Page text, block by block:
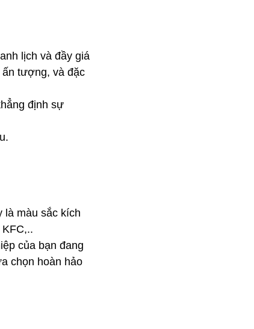
lịch và đầy giá
tượng, và đặc
định sự
là màu sắc kích
của bạn đang
chọn hoàn hảo